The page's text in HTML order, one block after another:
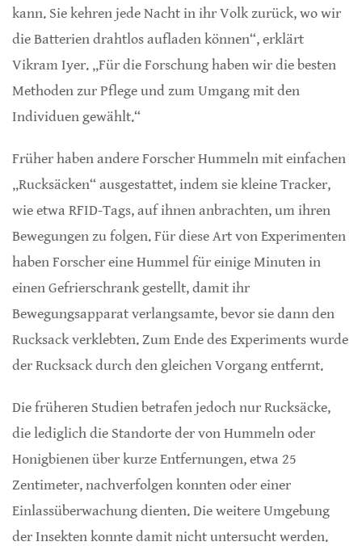
kann. Sie kehren jede Nacht in ihr Volk zurück, wo wir
die Batterien drahtlos aufladen können“, erklärt
Vikram Iyer. „Für die Forschung haben wir die besten
Methoden zur Pflege und zum Umgang mit den
Individuen gewählt.“
Früher haben andere Forscher Hummeln mit einfachen
„Rucksäcken“ ausgestattet, indem sie kleine Tracker,
wie etwa RFID-Tags, auf ihnen anbrachten, um ihren
Bewegungen zu folgen. Für diese Art von Experimenten
haben Forscher eine Hummel für einige Minuten in
einen Gefrierschrank gestellt, damit ihr
Bewegungsapparat verlangsamte, bevor sie dann den
Rucksack verklebten. Zum Ende des Experiments wurde
der Rucksack durch den gleichen Vorgang entfernt.
Die früheren Studien betrafen jedoch nur Rucksäcke,
die lediglich die Standorte der von Hummeln oder
Honigbienen über kurze Entfernungen, etwa 25
Zentimeter, nachverfolgen konnten oder einer
Einlassüberwachung dienten. Die weitere Umgebung
der Insekten konnte damit nicht untersucht werden.